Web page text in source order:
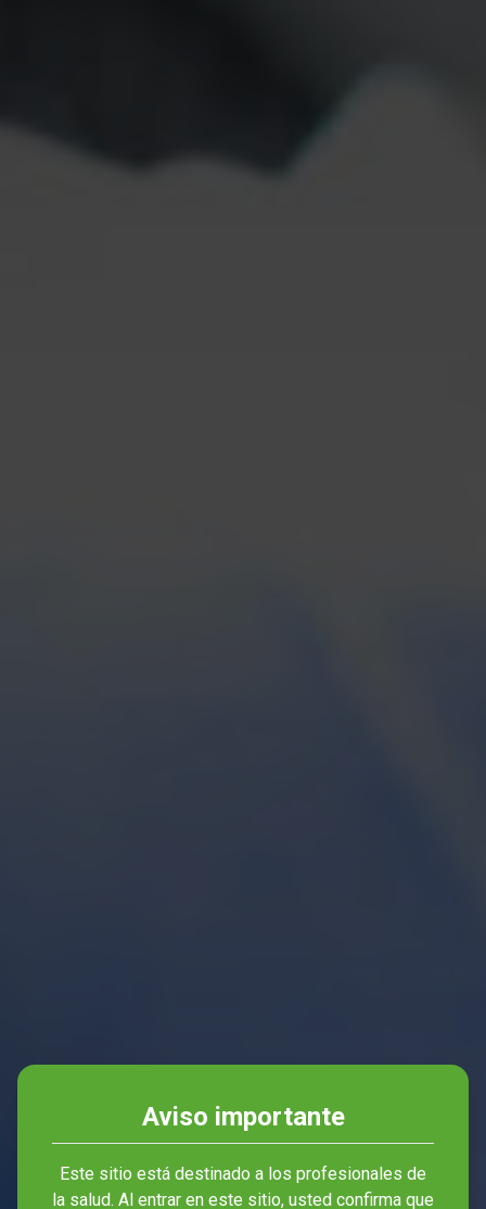
NUESTRA RAZÓN
DE SER:
Aviso importante
Este sitio está destinado a los profesionales de
la salud. Al entrar en este sitio, usted confirma que